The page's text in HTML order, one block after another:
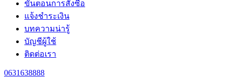
ขั้นตอนการสั่งซื้อ
แจ้งชำระเงิน
บทความน่ารู้
บัญชีผู้ใช้
ติดต่อเรา
0631638888